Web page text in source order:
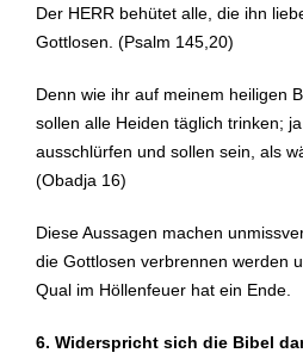
Der HERR behütet alle, die ihn
Gottlosen. (Psalm 145,20)
Denn wie ihr auf meinem heiligen
sollen alle Heiden täglich trinken;
ausschlürfen und sollen sein, als
(Obadja 16)
Diese Aussagen machen
die Gottlosen verbrennen werden
Qual im Höllenfeuer hat ein Ende.
6. Widerspricht sich die Bibel